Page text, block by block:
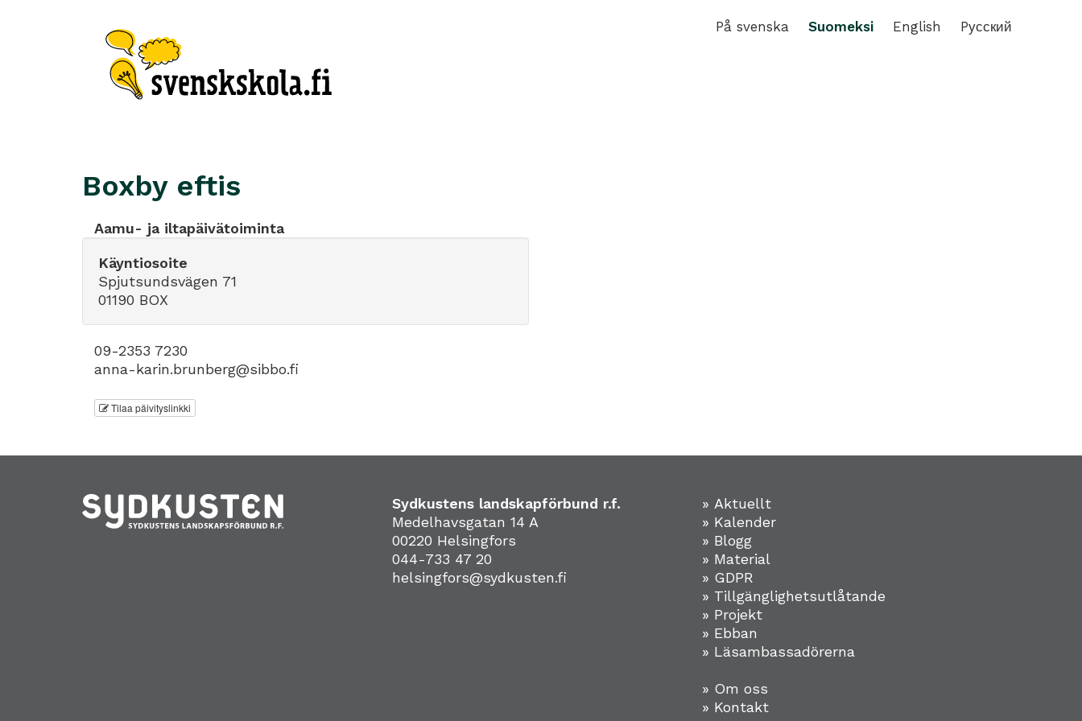
På svenska Suomeksi English Pусский
Boxby eftis
Aamu- ja iltapäivätoiminta
Käyntiosoite
Spjutsundsvägen 71
01190 BOX
09-2353 7230
anna-karin.brunberg@sibbo.fi
Tilaa päivityslinkki
Sydkustens landskapförbund r.f.
Medelhavsgatan 14 A
00220 Helsingfors
044-733 47 20
helsingfors@sydkusten.fi
» Aktuellt
» Kalender
» Blogg
» Material
» GDPR
» Tillgänglighetsutlåtande
» Projekt
» Ebban
» Läsambassadörerna
» Om oss
» Kontakt